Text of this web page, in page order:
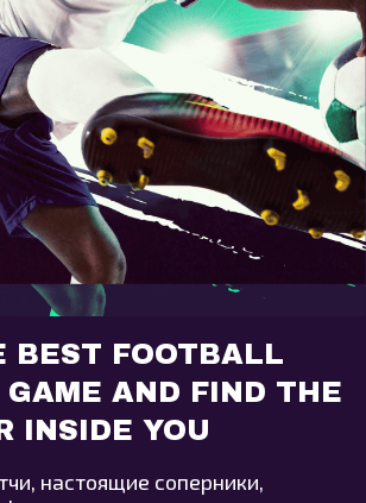
BEST FOOTBALL
GAME AND FIND THE
INSIDE YOU
настоящие соперники,